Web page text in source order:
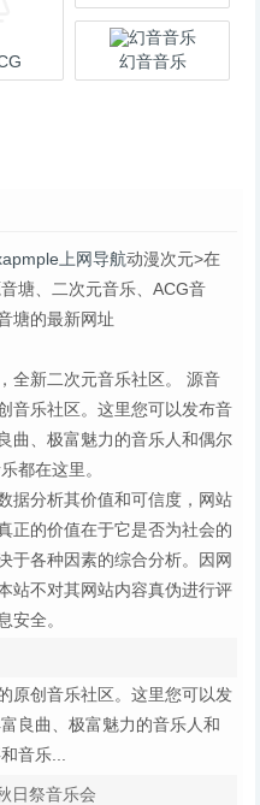
幻音音乐
上网导航动漫次元>在
塘、二次元音乐、ACG音
塘的最新网址
全新二次元音乐社区。 源音
音乐社区。这里您可以发布音
曲、极富魅力的音乐人和偶尔
都在这里。
据分析其价值和可信度，网站
正的价值在于它是否为社会的
于各种因素的综合分析。因网
站不对其网站内容真伪进行评
安全。
原创音乐社区。这里您可以发
良曲、极富魅力的音乐人和
音乐...
日祭音乐会